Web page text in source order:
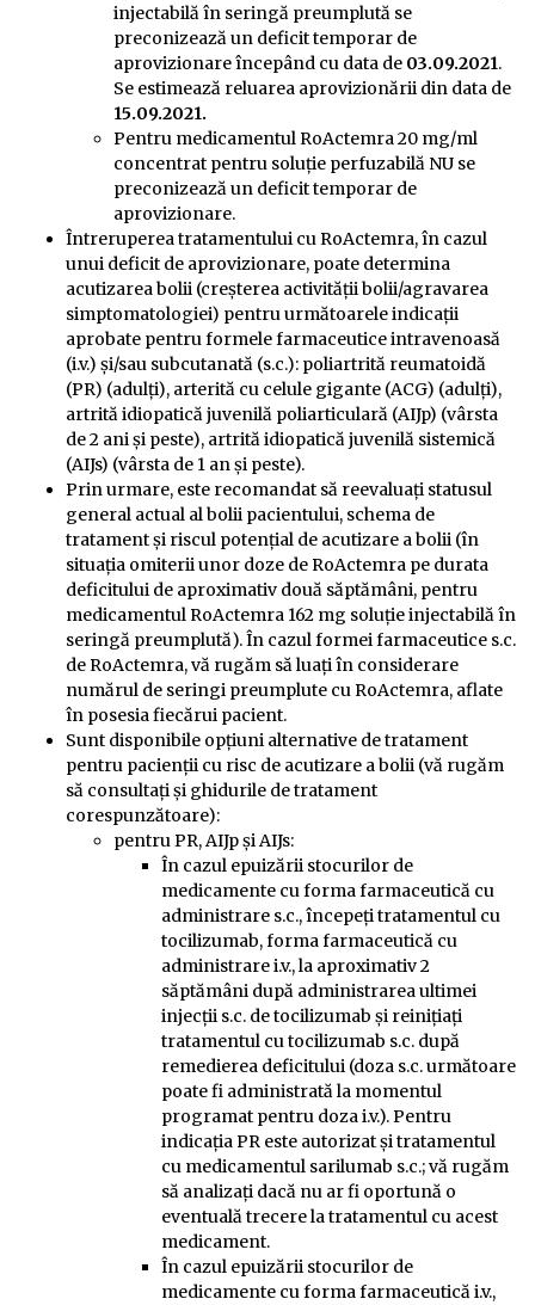
injectabilă în seringă preumplută se
preconizează un deficit temporar de
aprovizionare începând cu data de 03.09.2021.
Se estimează reluarea aprovizionării din data de
15.09.2021.
Pentru medicamentul RoActemra 20 mg/ml
concentrat pentru soluţie perfuzabilă NU se
preconizează un deficit temporar de
aprovizionare.
Întreruperea tratamentului cu RoActemra, în cazul
unui deficit de aprovizionare, poate determina
acutizarea bolii (creşterea activităţii bolii/agravarea
simptomatologiei) pentru următoarele indicaţii
aprobate pentru formele farmaceutice intravenoasă
(i.v.) şi/sau subcutanată (s.c.): poliartrită reumatoidă
(PR) (adulţi), arterită cu celule gigante (ACG) (adulţi),
artrită idiopatică juvenilă poliarticulară (AIJp) (vârsta
de 2 ani şi peste), artrită idiopatică juvenilă sistemică
(AIJs) (vârsta de 1 an şi peste).
Prin urmare, este recomandat să reevaluați statusul
general actual al bolii pacientului, schema de
tratament şi riscul potenţial de acutizare a bolii (în
situația omiterii unor doze de RoActemra pe durata
deficitului de aproximativ două săptămâni, pentru
medicamentul RoActemra 162 mg soluţie injectabilă în
seringă preumplută). În cazul formei farmaceutice s.c.
de RoActemra, vă rugăm să luaţi în considerare
numărul de seringi preumplute cu RoActemra, aflate
în posesia fiecărui pacient.
Sunt disponibile opţiuni alternative de tratament
pentru pacienţii cu risc de acutizare a bolii (vă rugăm
să consultaţi şi ghidurile de tratament
corespunzătoare):
pentru PR, AIJp și AIJs:
În cazul epuizării stocurilor de
medicamente cu forma farmaceutică cu
administrare s.c., începeţi tratamentul cu
tocilizumab, forma farmaceutică cu
administrare i.v., la aproximativ 2
săptămâni după administrarea ultimei
injecţii s.c. de tocilizumab şi reiniţiaţi
tratamentul cu tocilizumab s.c. după
remedierea deficitului (doza s.c. următoare
poate fi administrată la momentul
programat pentru doza i.v.). Pentru
indicaţia PR este autorizat şi tratamentul
cu medicamentul sarilumab s.c.; vă rugăm
să analizaţi dacă nu ar fi oportună o
eventuală trecere la tratamentul cu acest
medicament.
În cazul epuizării stocurilor de
medicamente cu forma farmaceutică i.v.,